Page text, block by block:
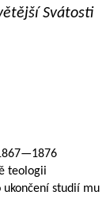
Svátosti
teologii
ukončení studií mu